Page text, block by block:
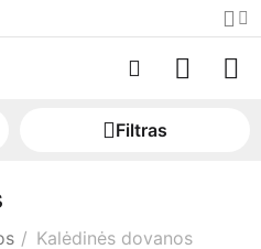
Filtras
/ Kalėdinės dovanos